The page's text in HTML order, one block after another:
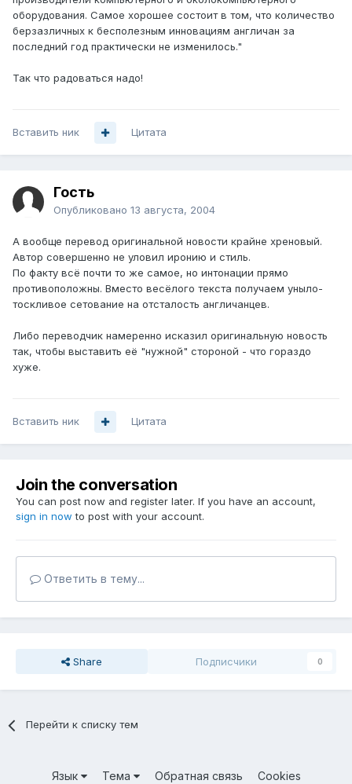
оборудования. Самое хорошее состоит в том, что количество
берзазличных к бесполезным инновациям англичан за
последний год практически не изменилось."
Так что радоваться надо!
Вставить ник Цитата
Гость
Опубликовано 13 августа, 2004
А вообще перевод оригинальной новости крайне хреновый.
Автор совершенно не уловил иронию и стиль.
По факту всё почти то же самое, но интонации прямо
противоположны. Вместо весёлого текста получаем уныло-
тоскливое сетование на отсталость англичанцев.
Либо переводчик намеренно исказил оригинальную новость
так, чтобы выставить её "нужной" стороной - что гораздо
хуже.
Вставить ник Цитата
Join the conversation
You can post now and register later. If you have an account,
sign in now to post with your account.
Ответить в тему...
Share Подписчики 0
Перейти к списку тем
Язык Тема Обратная связь Cookies